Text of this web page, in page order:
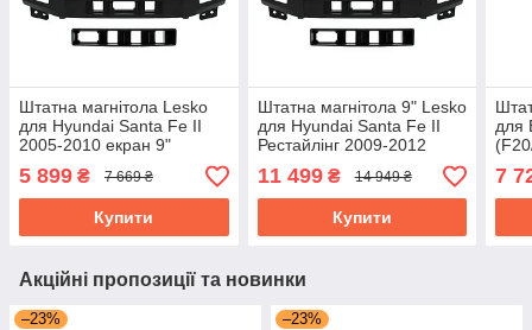
Штатна магнітола Lesko
для Hyundai Santa Fe II
2005-2010 екран 9"
2/32Gb Wi-Fi Base GPS
Android
5 899 ₴ 7 669 ₴
Купити
Штатна магнітола 9" Lesko
для Hyundai Santa Fe II
Рестайлінг 2009-2012
2/32Gb CarPlay 4G Wi-Fi
GPS Prime
11 499₴ 14 949 ₴
Купити
для
7
Акційні пропозиції та новинки
–23% –23%